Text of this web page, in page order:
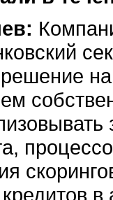
решение
кредитов